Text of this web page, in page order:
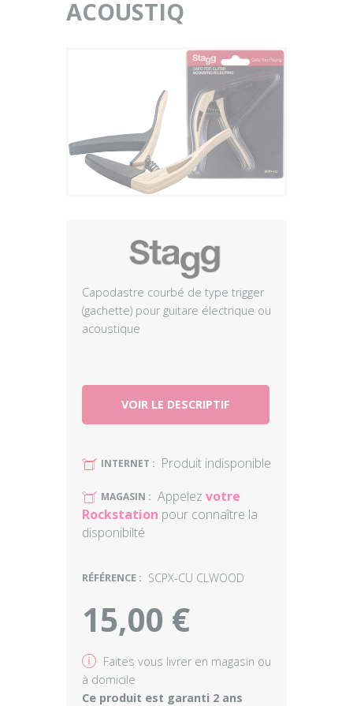
ACOUSTIQ
Capodastre courbé de type trigger
(gachette) pour guitare électrique ou
acoustique
VOIR LE DESCRIPTIF
U INTERNET : Produit indisponible
U MAGASIN : Appelez votre
Rockstation pour connaître la
disponibilté
RÉFÉRENCE : SCPX-CU CLWOOD
15,00 €
v Faites vous livrer en magasin ou
à domicile
Ce produit est garanti 2 ans